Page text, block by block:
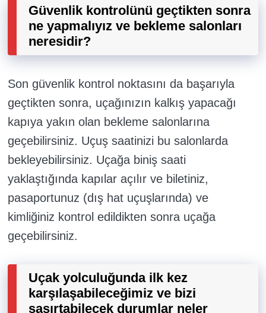
Güvenlik kontrolünü geçtikten sonra
ne yapmalıyız ve bekleme salonları
neresidir?
Son güvenlik kontrol noktasını da başarıyla
geçtikten sonra, uçağınızın kalkış yapacağı
kapıya yakın olan bekleme salonlarına
geçebilirsiniz. Uçuş saatinizi bu salonlarda
bekleyebilirsiniz. Uçağa biniş saati
yaklaştığında kapılar açılır ve biletiniz,
pasaportunuz (dış hat uçuşlarında) ve
kimliğiniz kontrol edildikten sonra uçağa
geçebilirsiniz.
Uçak yolculuğunda ilk kez
karşılaşabileceğimiz ve bizi
şaşırtabilecek durumlar neler